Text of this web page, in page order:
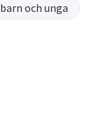
barn och unga